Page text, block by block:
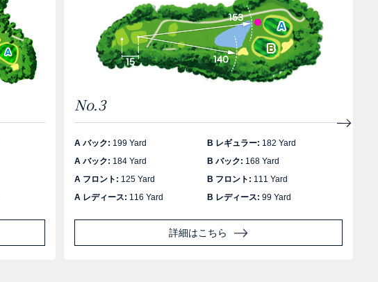
No.3
A バック: 199 Yard B レギュラー: 182 Yard
A バック: 184 Yard B バック: 168 Yard
A フロント: 125 Yard B フロント: 111 Yard
A レディース: 116 Yard B レディース: 99 Yard
詳細はこちら